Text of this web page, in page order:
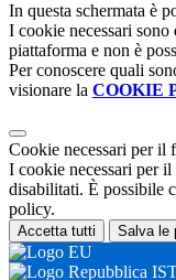
In questa schermata è
I cookie necessari
piattaforma e non è
Per conoscere quali
visionare la COOKIE
Cookie necessari per il
I cookie necessari per
disabilitati. È possibile
policy.
Accetta tutti Salva le